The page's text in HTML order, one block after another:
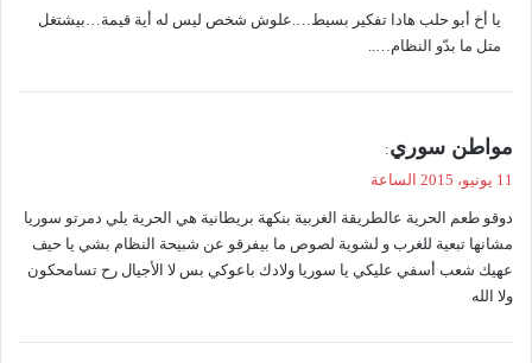
ل
يا أخ أبو حلب هادا تفكير بسيط….علوش شخص ليس له أية قيمة…بيشتغل
متل ما بدّو النظام…..
ل
مواطن سوري:
11 يونيو، 2015 الساعة
دوقو طعم الحرية عالطريقة الغربية بنكهة بريطانية هي الحرية يلي دمرتو سوريا
مشانها تبعية للغرب و لشوية لصوص ما بيفرقو عن شبيحة النظام بشي يا حيف
عهيك شعب أسفي عليكي يا سوريا ولادك باعوكي بس لا الأجيال رح تسامحكون
ولا الله